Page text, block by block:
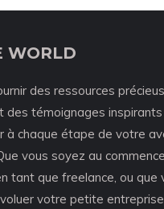
WORLD
des ressources
des témoignages
à chaque étape de votre
vous soyez au
tant que freelance, ou que
votre petite